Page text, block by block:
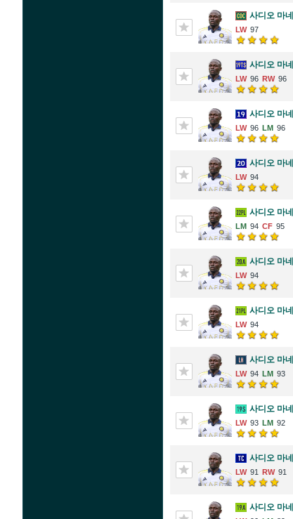
사디오 마네
97
사디오 마네
96
96
사디오 마네
96
96
사디오 마네
94
사디오 마네
94
95
사디오 마네
94
사디오 마네
94
사디오 마네
94
93
사디오 마네
93
92
사디오 마네
91
91
사디오 마네